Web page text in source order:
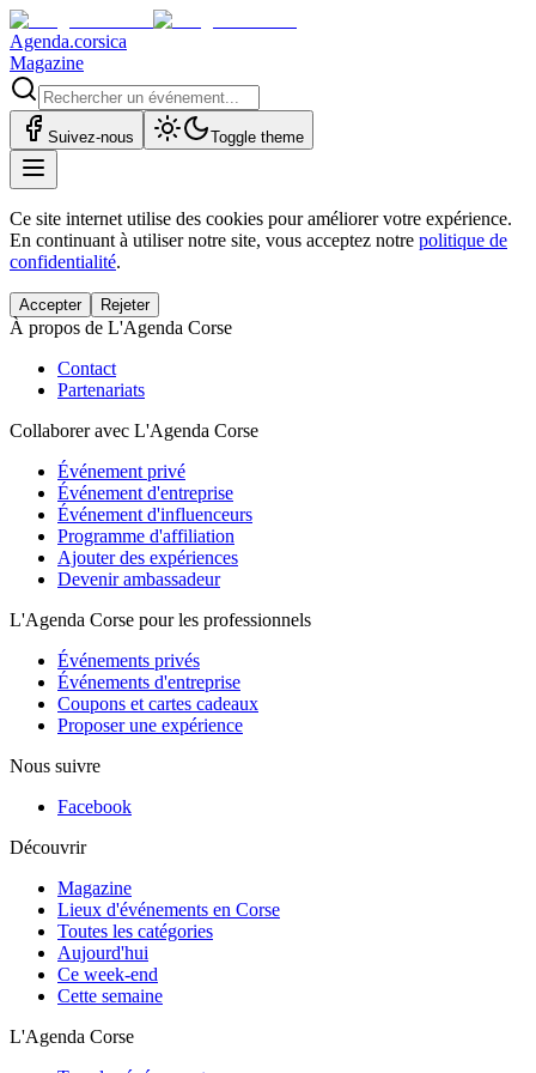
Agenda.corsica
Magazine
Suivez-nous Toggle theme
Ce site internet utilise des cookies pour améliorer votre expérience.
En continuant à utiliser notre site, vous acceptez notre politique de
confidentialité.
Accepter Rejeter
À propos de L'Agenda Corse
Contact
Partenariats
Collaborer avec L'Agenda Corse
Événement privé
Événement d'entreprise
Événement d'influenceurs
Programme d'affiliation
Ajouter des expériences
Devenir ambassadeur
L'Agenda Corse pour les professionnels
Événements privés
Événements d'entreprise
Coupons et cartes cadeaux
Proposer une expérience
Nous suivre
Facebook
Découvrir
Magazine
Lieux d'événements en Corse
Toutes les catégories
Aujourd'hui
Ce week-end
Cette semaine
L'Agenda Corse